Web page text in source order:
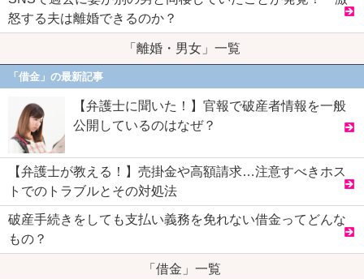
怒する夫は離婚できるのか？
「離婚・男女」一覧
「借金」の最新記事
【弁護士に聞いた！】官報で破産者情報を一般
公開しているのはなぜ？
【弁護士が教える！】売掛金や高額請求…注意すべきホス
トでのトラブルとその対処法
破産手続きをしても支払い義務を免れない借金ってどんな
もの？
「借金」一覧